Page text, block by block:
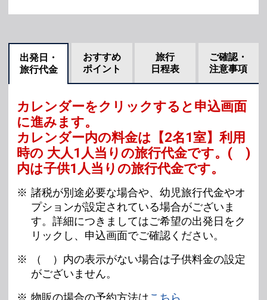
出発日・
旅行代金
おすすめ
ポイント
旅行
日程表
ご確認・
注意事項
カレンダーをクリックすると申込画面
に進みます。
カレンダー内の料金は 【2名1室】利用
時の 大人1人当りの旅行代金です。 ( )
内は子供1人当りの旅行代金です。
諸税が別途必要な場合や、幼児旅行代金やオ
プションが設定されている場合がございま
す。詳細につきましてはご希望の出発日をク
リックし、申込画面でご確認ください。
（ ）内の表示がない場合は子供料金の設定
がございません。